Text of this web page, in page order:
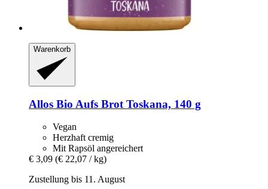
Warenkorb
Allos Bio Aufs Brot Toskana, 140 g
Vegan
Herzhaft cremig
Mit Rapsöl angereichert
€ 3,09 (€ 22,07 / kg)
Zustellung bis 11. August